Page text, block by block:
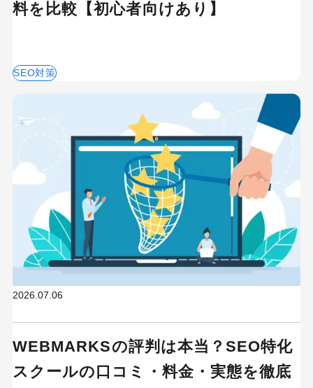
料を比較【初心者向けあり】
SEO対策
2026.07.06
WEBMARKSの評判は本当？SEO特化
スクールの口コミ・料金・実態を徹底